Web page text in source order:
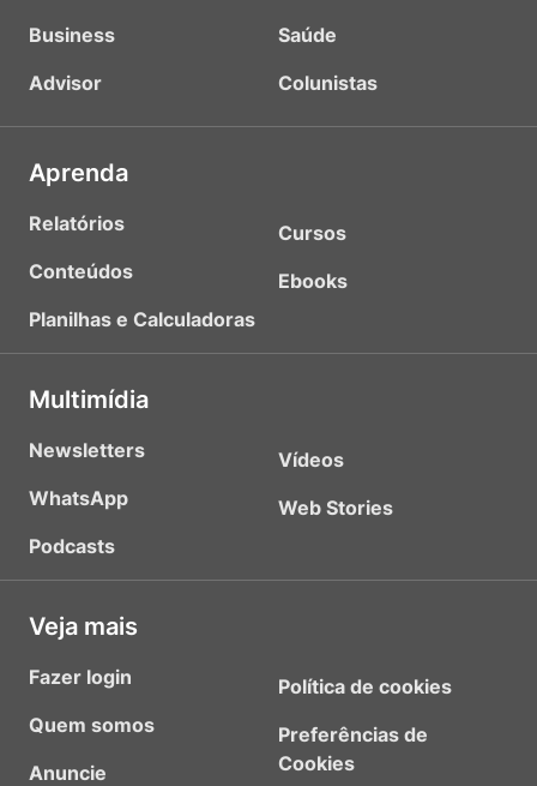
Business
Advisor
Saúde
Colunistas
Aprenda
Relatórios
Conteúdos
Planilhas e Calculadoras
Cursos
Ebooks
Multimídia
Newsletters
WhatsApp
Podcasts
Vídeos
Web Stories
Veja mais
Fazer login
Quem somos
Anuncie
Política de cookies
Preferências de
Cookies